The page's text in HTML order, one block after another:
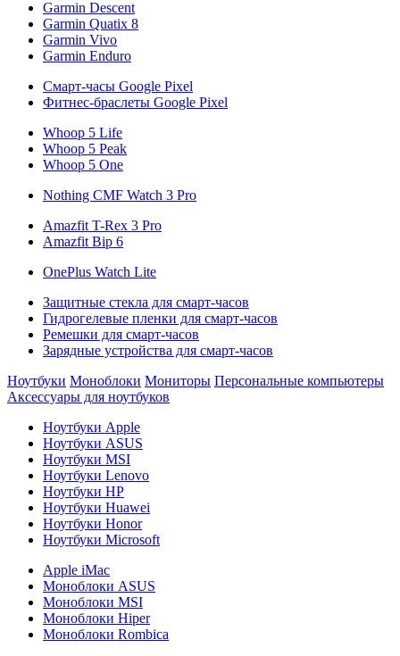
Garmin Descent
Garmin Quatix 8
Garmin Vivo
Garmin Enduro
Смарт-часы Google Pixel
Фитнес-браслеты Google Pixel
Whoop 5 Life
Whoop 5 Peak
Whoop 5 One
Nothing CMF Watch 3 Pro
Amazfit T-Rex 3 Pro
Amazfit Bip 6
OnePlus Watch Lite
Защитные стекла для смарт-часов
Гидрогелевые пленки для смарт-часов
Ремешки для смарт-часов
Зарядные устройства для смарт-часов
Ноутбуки Моноблоки Мониторы Персональные компьютеры
Аксессуары для ноутбуков
Ноутбуки Apple
Ноутбуки ASUS
Ноутбуки MSI
Ноутбуки Lenovo
Ноутбуки HP
Ноутбуки Huawei
Ноутбуки Honor
Ноутбуки Microsoft
Apple iMac
Моноблоки ASUS
Моноблоки MSI
Моноблоки Hiper
Моноблоки Rombica